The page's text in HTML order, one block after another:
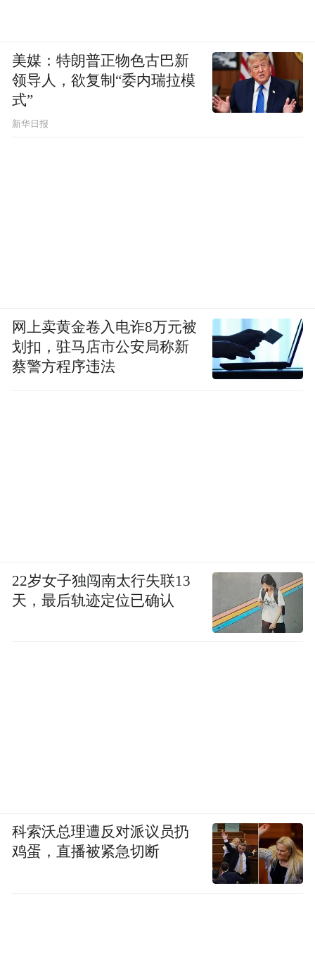
美媒：特朗普正物色古巴新
领导人，欲复制“委内瑞拉模
式”
新华日报
网上卖黄金卷入电诈8万元被
划扣，驻马店市公安局称新
蔡警方程序违法
22岁女子独闯南太行失联13
天，最后轨迹定位已确认
科索沃总理遭反对派议员扔
鸡蛋，直播被紧急切断